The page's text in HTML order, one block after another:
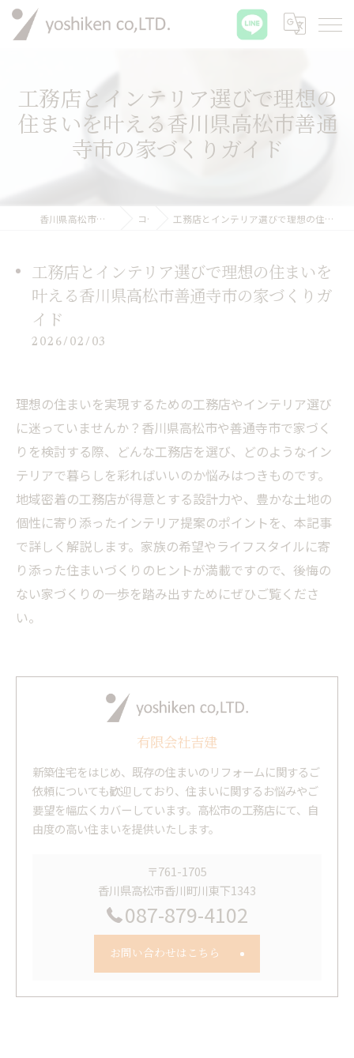
工務店とインテリア選びで理想の
住まいを叶える香川県高松市善通
寺市の家づくりガイド
香川県高松市の工務店なら有限会社吉建 コラム 工務店とインテリア選びで理想の住まいを叶える香川県高松市善通寺市の家づくりガイド
工務店とインテリア選びで理想の住まいを
叶える香川県高松市善通寺市の家づくりガ
イド
2026/02/03
理想の住まいを実現するための工務店やインテリア選び
に迷っていませんか？香川県高松市や善通寺市で家づく
りを検討する際、どんな工務店を選び、どのようなイン
テリアで暮らしを彩ればいいのか悩みはつきものです。
地域密着の工務店が得意とする設計力や、豊かな土地の
個性に寄り添ったインテリア提案のポイントを、本記事
で詳しく解説します。家族の希望やライフスタイルに寄
り添った住まいづくりのヒントが満載ですので、後悔の
ない家づくりの一歩を踏み出すためにぜひご覧くださ
い。
有限会社吉建
新築住宅をはじめ、既存の住まいのリフォームに関するご
依頼についても歓迎しており、住まいに関するお悩みやご
要望を幅広くカバーしています。高松市の工務店にて、自
由度の高い住まいを提供いたします。
〒761-1705
香川県高松市香川町川東下1343
087-879-4102
お問い合わせはこちら